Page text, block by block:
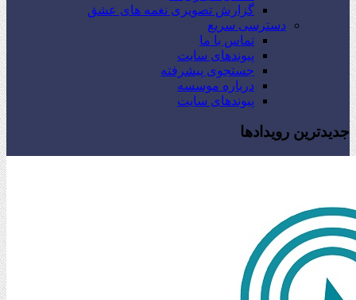
گزارش تصویری نغمه های عشق
دسترسی سریع
تماس با ما
پیوندهای سایت
جستجوی پیشرفته
درباره موسسه
پیوندهای سایت
جدیدترین رویدادها